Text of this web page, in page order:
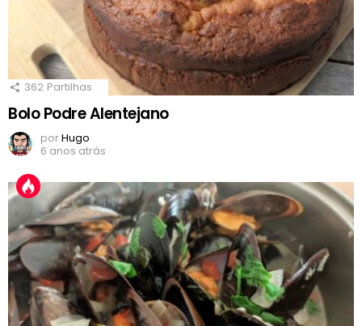
362 Partilhas
Bolo Podre Alentejano
porHugo
6 anos atrás